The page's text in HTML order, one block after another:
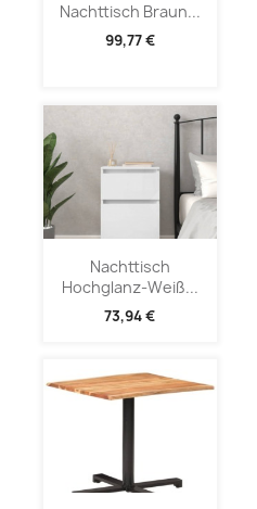
Nachttisch Braun...
99,77 €
Nachttisch
Hochglanz-Weiß...
73,94 €